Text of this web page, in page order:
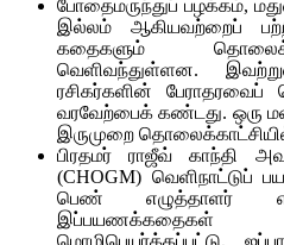
போதைமருந்துப் பழக்கம்,
இல்லம் ஆகியவற்றைப்
கதைகளும்
வெளிவந்துள்ளன.
ரசிகர்களின்
வரவேற்பைக் கண்டது. ஒரு
இருமுறை தொலைக்காட்சியில்
பிரதமர் ராஜீவ் காந்தி
(CHOGM)
பெண் எழுத்தாளர்
இப்பயணக்கதைகள்
மொழிபெயர்க்கப்பட்டு,